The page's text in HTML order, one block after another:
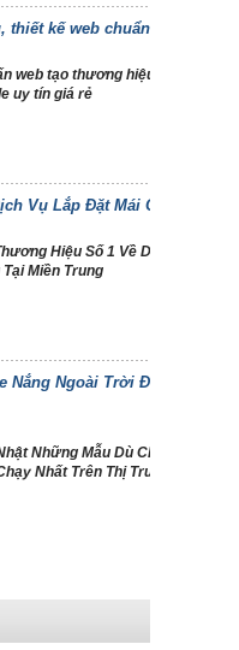
thiết kế web chuẩn seo
web tạo thương hiệu, thiết kế
uy tín giá rẻ
Vụ Lắp Đặt Mái Che Di
Hiệu Số 1 Về Dịch Vụ Lắp
Miền Trung
Nắng Ngoài Trời Đẹp Và Bán
Những Mẫu Dù Che Nắng
Nhất Trên Thị Trường Hiện